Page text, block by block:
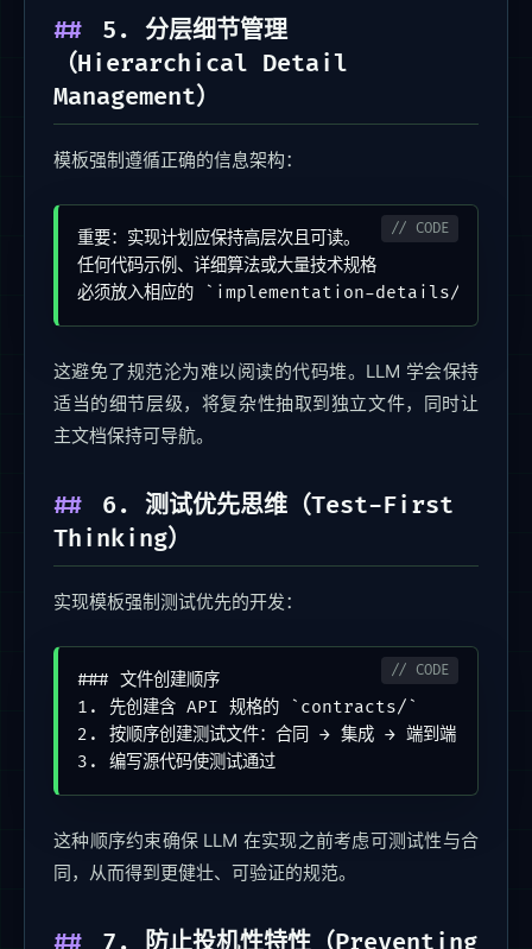
5. 分层细节管理
（Hierarchical Detail
Management）
模板强制遵循正确的信息架构：
重要：实现计划应保持高层次且可读。
任何代码示例、详细算法或大量技术规格
必须放入相应的 `implementation-details/` 文件。
这避免了规范沦为难以阅读的代码堆。LLM 学会保持
适当的细节层级，将复杂性抽取到独立文件，同时让
主文档保持可导航。
6. 测试优先思维（Test-First
Thinking）
实现模板强制测试优先的开发：
### 文件创建顺序
1. 先创建含 API 规格的 `contracts/`
2. 按顺序创建测试文件：合同 → 集成 → 端到端（e2e
3. 编写源代码使测试通过
这种顺序约束确保 LLM 在实现之前考虑可测试性与合
同，从而得到更健壮、可验证的规范。
7. 防止投机性特性（Preventing